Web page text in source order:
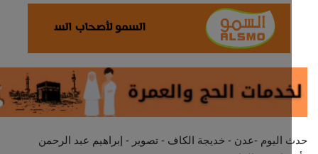
الطقس
منصة حرة
تكنولوجيا وسيارات
اليوم -عدن - خديجة الكاف - تصوير - إبراهيم عبد الرحمن